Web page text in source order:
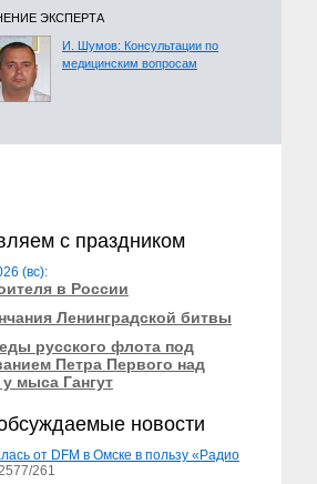
ЭКСПЕРТА
И. Шумов: Консультации по
медицинским вопросам
с праздником
(вс):
в России
Ленинградской битвы
русского флота под
Петра Первого над
мыса Гангут
новости
от DFM в Омске в пользу «Радио
261